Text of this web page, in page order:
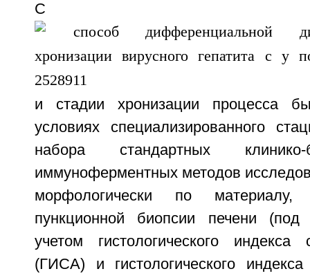
C
и стадии хронизации процесса
условиях специализированного
набора стандартных клинико-
иммуноферментных методов
морфологически по материалу,
пункционной биопсии печени
учетом гистологического индекса
(ГИСА) и гистологического